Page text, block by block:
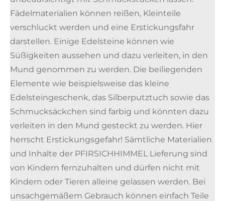
Fädelmaterialien können reißen, Kleinteile
verschluckt werden und eine Erstickungsfahr
darstellen. Einige Edelsteine können wie
Süßigkeiten aussehen und dazu verleiten, in den
Mund genommen zu werden. Die beiliegenden
Elemente wie beispielsweise das kleine
Edelsteingeschenk, das Silberputztuch sowie das
Schmucksäckchen sind farbig und könnten dazu
verleiten in den Mund gesteckt zu werden. Hier
herrscht Erstickungsgefahr! Sämtliche Materialien
und Inhalte der PFIRSICHHIMMEL Lieferung sind
von Kindern fernzuhalten und dürfen nicht mit
Kindern oder Tieren alleine gelassen werden. Bei
unsachgemäßem Gebrauch können einfach Teile